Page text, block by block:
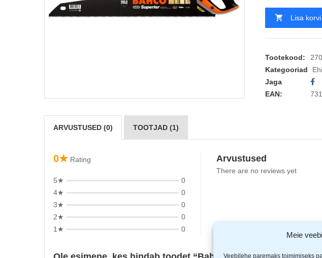
Meie
Veebilehe paremaks toimimiseks
Lisa korvi
Tootekood:
Kategooriad
Jaga
EAN:
ARVUSTUSED (0) TOOTJAD (1)
0★ Rating
5★
0
4★
0
3★
0
2★
0
1★
0
Arvustused
There are no reviews yet